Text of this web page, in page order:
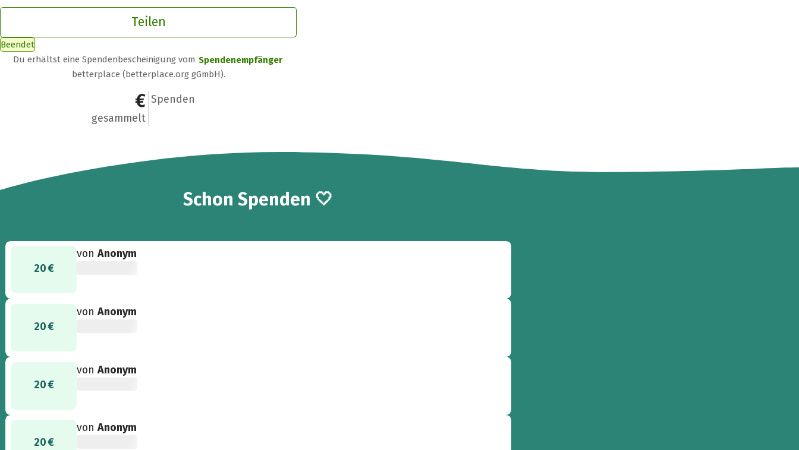
Teilen
Beendet
Du erhältst eine Spendenbescheinigung vom Spendenempfänger
betterplace (betterplace.org gGmbH).
177 €
gesammelt
9
Spenden
Schon9
Spenden 🤍
20 €
vonAnonym
20 €
vonAnonym
20 €
vonAnonym
20 €
vonAnonym